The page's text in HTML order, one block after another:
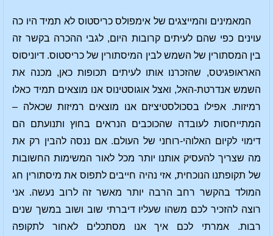
המאמינים והמייצגים של אימפולס כריסטוס לא תמיד היו כה
עוינים כפי שהם לעיתים קרובות היום, לגבי ההכרה בקשר זה
בין המסתורין של השמש לבין המיסתורין של כריסטוס. דיוניסוס
האראופגיטס, שהזכרנו אותו לעיתים תכופות כאן, מכנה את
השמש אנדרטת-האל, ואצל אוגוסטינוס אנו מוצאים תמיד כאלו
רמיזות. אפילו בסכולסטיציזם אנו מוצאים רמיזות שכאלה –
המתייחסות לעובדה שהכוכבים הנראים בחוץ ותנועתם הם
דימוי לקיום האלוהי-רוחני של העולם. אם ננסה להבין רק את
מה שצריך להעסיק אותנו יותר מכל לאור המשימות החשובות
של תקופתנו הנוכחית, אזי נהיה חייבים לתפוס את מיסתורין חג
המולד בהקשר רחב הרבה יותר מאשר זה לרוב נעשה. אני
רוצה להזכיר לכם משהו שעליו דיברתי שוב ושוב במשך שנים
רבות. אמרתי לכם איך אנו מסתכלים לאחור לתקופה